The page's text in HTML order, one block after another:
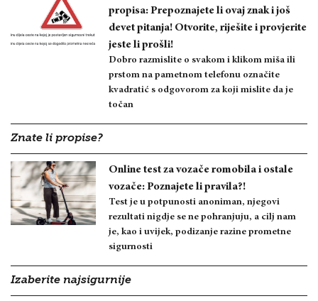
propisa: Prepoznajete li ovaj znak i još
devet pitanja! Otvorite, riješite i provjerite
jeste li prošli!
Dobro razmislite o svakom i klikom miša ili
prstom na pametnom telefonu označite
kvadratić s odgovorom za koji mislite da je
točan
Znate li propise?
Online test za vozače romobila i ostale
vozače: Poznajete li pravila?!
Test je u potpunosti anoniman, njegovi
rezultati nigdje se ne pohranjuju, a cilj nam
je, kao i uvijek, podizanje razine prometne
sigurnosti
Izaberite najsigurnije